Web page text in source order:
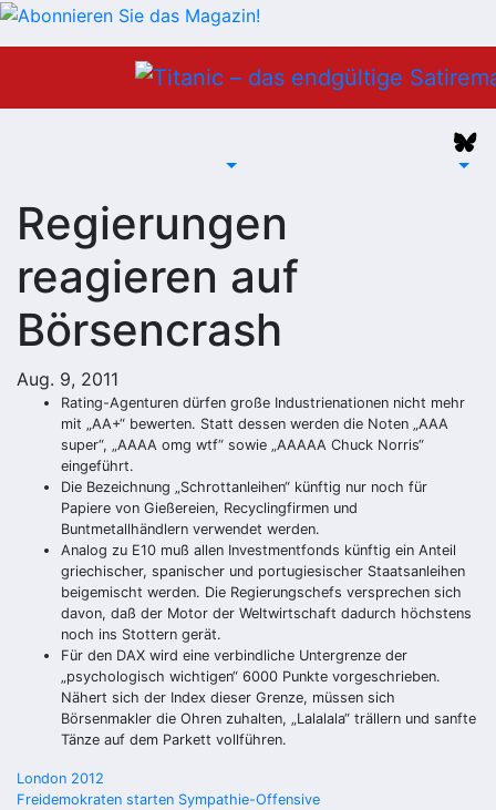
Regierungen
reagieren auf
Börsencrash
Aug. 9, 2011
Rating-Agenturen dürfen große Industrienationen nicht mehr
mit „AA+“ bewerten. Statt dessen werden die Noten „AAA
super“, „AAAA omg wtf“ sowie „AAAAA Chuck Norris“
eingeführt.
Die Bezeichnung „Schrottanleihen“ künftig nur noch für
Papiere von Gießereien, Recyclingfirmen und
Buntmetallhändlern verwendet werden.
Analog zu E10 muß allen Investmentfonds künftig ein Anteil
griechischer, spanischer und portugiesischer Staatsanleihen
beigemischt werden. Die Regierungschefs versprechen sich
davon, daß der Motor der Weltwirtschaft dadurch höchstens
noch ins Stottern gerät.
Für den DAX wird eine verbindliche Untergrenze der
„psychologisch wichtigen“ 6000 Punkte vorgeschrieben.
Nähert sich der Index dieser Grenze, müssen sich
Börsenmakler die Ohren zuhalten, „Lalalala“ trällern und sanfte
Tänze auf dem Parkett vollführen.
Beitragsnavigation
London 2012
Freidemokraten starten Sympathie-Offensive